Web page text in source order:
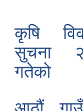
कृषि
सुचना
गतेको